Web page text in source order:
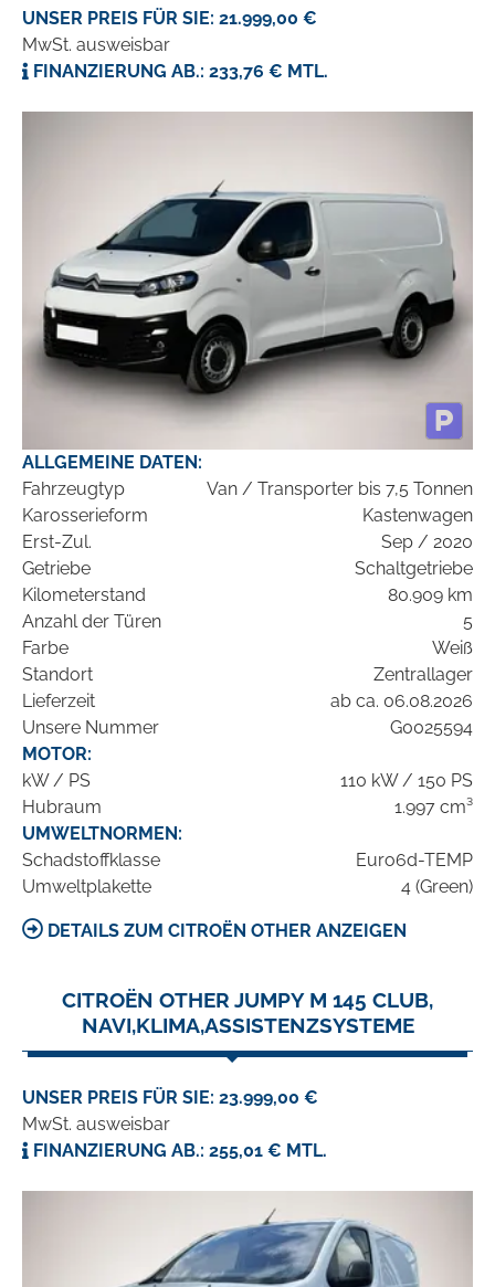
UNSER PREIS FÜR SIE: 21.999,00 €
MwSt. ausweisbar
FINANZIERUNG AB.: 233,76 € MTL.
ALLGEMEINE DATEN:
Fahrzeugtyp
Van / Transporter bis 7,5 Tonnen
Karosserieform
Kastenwagen
Erst-Zul.
Sep / 2020
Getriebe
Schaltgetriebe
Kilometerstand
80.909 km
Anzahl der Türen
5
Farbe
Weiß
Standort
Zentrallager
Lieferzeit
ab ca. 06.08.2026
Unsere Nummer
G0025594
MOTOR:
kW / PS
110 kW / 150 PS
Hubraum
1.997 cm³
UMWELTNORMEN:
Schadstoffklasse
Euro6d-TEMP
Umweltplakette
4 (Green)
DETAILS ZUM CITROËN OTHER ANZEIGEN
CITROËN OTHER JUMPY M 145 CLUB,
NAVI,KLIMA,ASSISTENZSYSTEME
UNSER PREIS FÜR SIE: 23.999,00 €
MwSt. ausweisbar
FINANZIERUNG AB.: 255,01 € MTL.